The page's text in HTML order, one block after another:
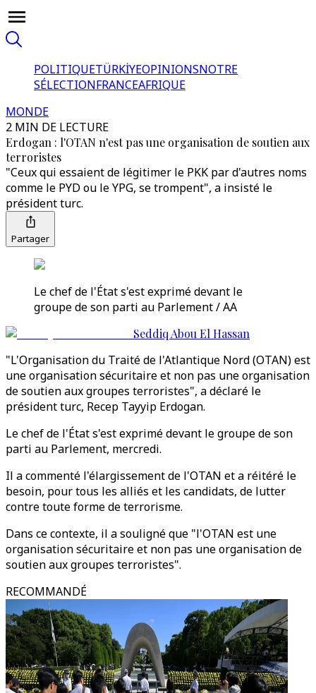
POLITIQUETÜRKİYEOPINIONSNOTRE
SÉLECTIONFRANCEAFRIQUE
MONDE
2 MIN DE LECTURE
Erdogan : l'OTAN n'est pas une organisation de soutien aux
terroristes
"Ceux qui essaient de légitimer le PKK par d'autres noms
comme le PYD ou le YPG, se trompent", a insisté le
président turc.
Partager
Le chef de l'État s'est exprimé devant le
groupe de son parti au Parlement / AA
Seddiq Abou El Hassan
"L'Organisation du Traité de l'Atlantique Nord (OTAN) est
une organisation sécuritaire et non pas une organisation
de soutien aux groupes terroristes", a déclaré le
président turc, Recep Tayyip Erdogan.
Le chef de l'État s'est exprimé devant le groupe de son
parti au Parlement, mercredi.
Il a commenté l'élargissement de l'OTAN et a réitéré le
besoin, pour tous les alliés et les candidats, de lutter
contre toute forme de terrorisme.
Dans ce contexte, il a souligné que "l'OTAN est une
organisation sécuritaire et non pas une organisation de
soutien aux groupes terroristes".
RECOMMANDÉ